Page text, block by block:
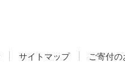
サイトマップ ご寄付